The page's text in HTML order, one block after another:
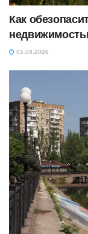
Как
05.08.2026